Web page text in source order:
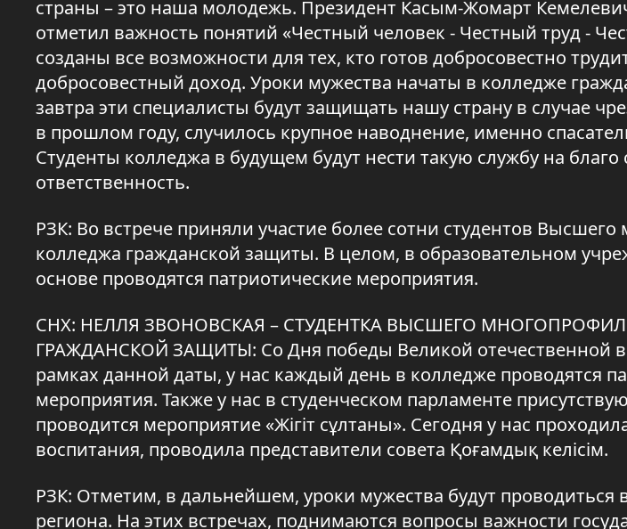
страны – это наша молодежь. Президент Касым-Жомарт
отметил важность понятий «Честный человек - Честный труд -
созданы все возможности для тех, кто готов добросовестно
добросовестный доход. Уроки мужества начаты в колледже
завтра эти специалисты будут защищать нашу страну в случае
в прошлом году, случилось крупное наводнение, именно
Студенты колледжа в будущем будут нести такую службу на
ответственность.
РЗК: Во встрече приняли участие более сотни студентов
колледжа гражданской защиты. В целом, в образовательном
основе проводятся патриотические мероприятия.
СНХ: НЕЛЛЯ ЗВОНОВСКАЯ – СТУДЕНТКА ВЫСШЕГО
ГРАЖДАНСКОЙ ЗАЩИТЫ: Со Дня победы Великой отечественной
рамках данной даты, у нас каждый день в колледже проводятся
мероприятия. Также у нас в студенческом парламенте
проводится мероприятие «Жігіт сұлтаны». Сегодня у нас
воспитания, проводила представители совета Қоғамдық келісім.
РЗК: Отметим, в дальнейшем, уроки мужества будут проводиться
региона. На этих встречах, поднимаются вопросы важности